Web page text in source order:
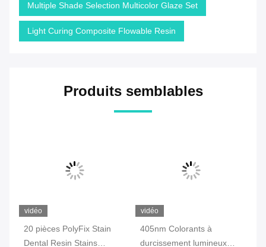
Multiple Shade Selection Multicolor Glaze Set
Light Curing Composite Flowable Resin
Produits semblables
vidéo
20 pièces PolyFix Stain
Dental Resin Stains
vidéo
405nm Colorants à
durcissement lumineux